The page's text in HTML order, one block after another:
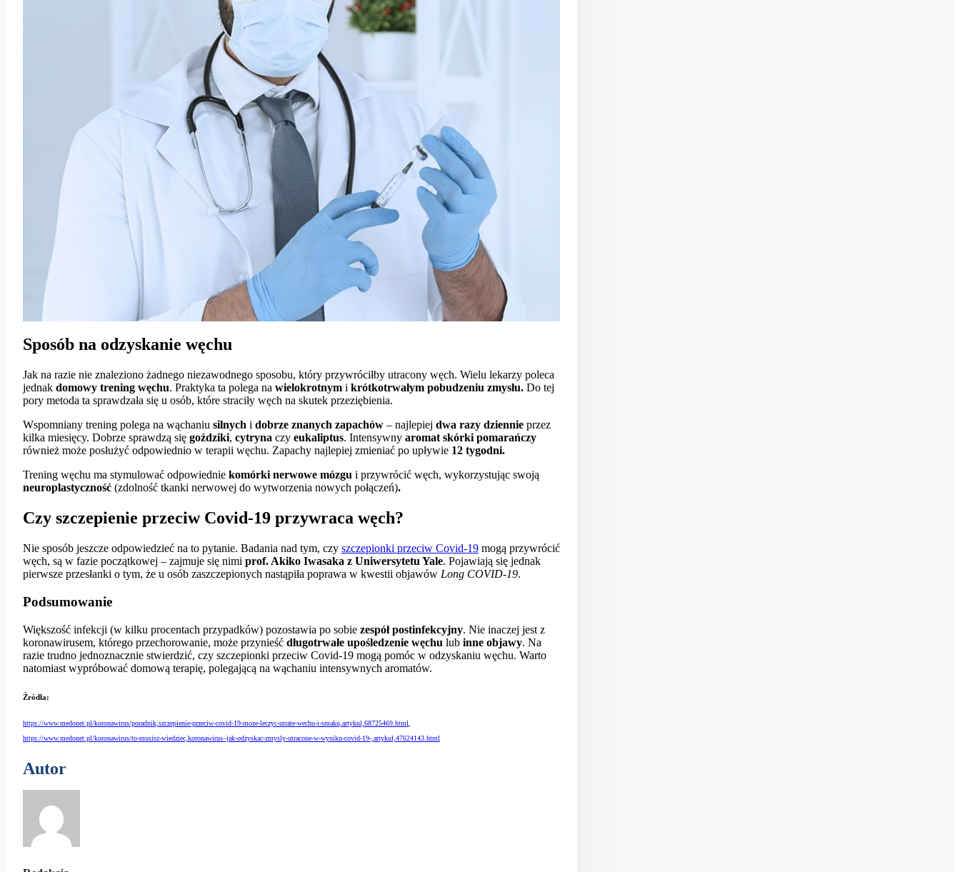
Sposób na odzyskanie węchu
Jak na razie nie znaleziono żadnego niezawodnego sposobu, który przywróciłby utracony węch. Wielu lekarzy poleca
jednak domowy trening węchu. Praktyka ta polega na wielokrotnym i krótkotrwałym pobudzeniu zmysłu. Do tej
pory metoda ta sprawdzała się u osób, które straciły węch na skutek przeziębienia.
Wspomniany trening polega na wąchaniu silnych i dobrze znanych zapachów – najlepiej dwa razy dziennie przez
kilka miesięcy. Dobrze sprawdzą się goździki, cytryna czy eukaliptus. Intensywny aromat skórki pomarańczy
również może posłużyć odpowiednio w terapii węchu. Zapachy najlepiej zmieniać po upływie 12 tygodni.
Trening węchu ma stymulować odpowiednie komórki nerwowe mózgu i przywrócić węch, wykorzystując swoją
neuroplastyczność (zdolność tkanki nerwowej do wytworzenia nowych połączeń).
Czy szczepienie przeciw Covid-19 przywraca węch?
Nie sposób jeszcze odpowiedzieć na to pytanie. Badania nad tym, czy szczepionki przeciw Covid-19 mogą przywrócić
węch, są w fazie początkowej – zajmuje się nimi prof. Akiko Iwasaka z Uniwersytetu Yale. Pojawiają się jednak
pierwsze przesłanki o tym, że u osób zaszczepionych nastąpiła poprawa w kwestii objawów Long COVID-19.
Podsumowanie
Większość infekcji (w kilku procentach przypadków) pozostawia po sobie zespół postinfekcyjny. Nie inaczej jest z
koronawirusem, którego przechorowanie, może przynieść długotrwałe upośledzenie węchu lub inne objawy. Na
razie trudno jednoznacznie stwierdzić, czy szczepionki przeciw Covid-19 mogą pomóc w odzyskaniu węchu. Warto
natomiast wypróbować domową terapię, polegającą na wąchaniu intensywnych aromatów.
Źródła:
https://www.medonet.pl/koronawirus/poradnik,szczepienie-przeciw-covid-19-moze-leczyc-utrate-wechu-i-smaku,artykul,68725469.html
https://www.medonet.pl/koronawirus/to-musisz-wiedziec,koronawirus–jak-odzyskac-zmysly-utracone-w-wyniku-covid-19-,artykul,47624143.html
Autor